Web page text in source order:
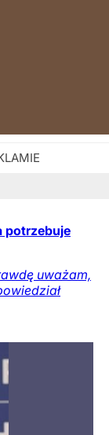
potrzebuje
uważam,